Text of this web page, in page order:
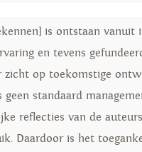
is ontstaan vanuit
en tevens
zicht op toekomstige
geen standaard
reflecties van de
Daardoor is het